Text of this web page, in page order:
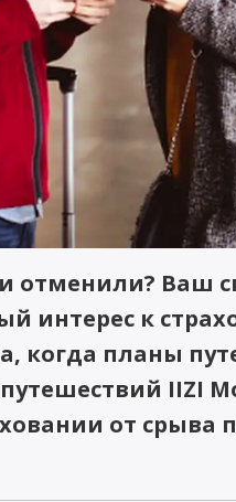
отменили? Ваш
интерес к
когда планы
IIZI
от срыва